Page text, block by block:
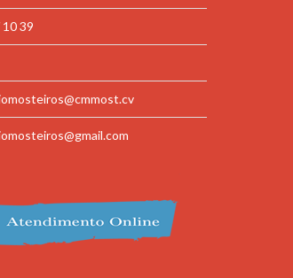
39